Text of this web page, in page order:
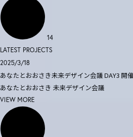
14
LATEST PROJECTS
2025/3/18
あなたとおおさき未来デザイン会議 DAY3 開
あなたとおおさき 未来デザイン会議
VIEW MORE